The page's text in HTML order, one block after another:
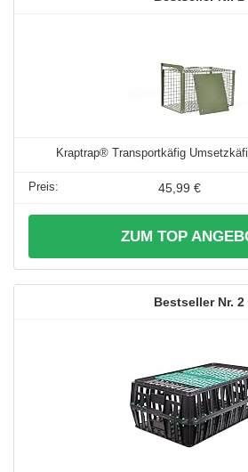
Kraptrap® Transportkäfig
45,99 €
ZUM TOP
2